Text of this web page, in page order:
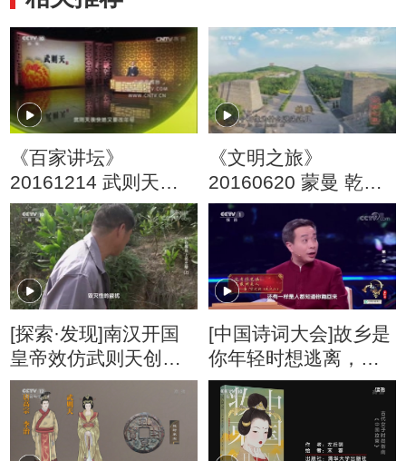
《百家讲坛》
20161214 武则天
（20）称帝前奏曲
《文明之旅》
20160620 蒙曼 乾陵
里的大唐盛世
[探索·发现]南汉开国
皇帝效仿武则天创造
䶮宇
[中国诗词大会]故乡是
你年轻时想逃离，年
老难回去的地方